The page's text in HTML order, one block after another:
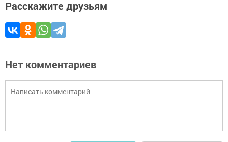
Расскажите друзьям
Нет комментариев